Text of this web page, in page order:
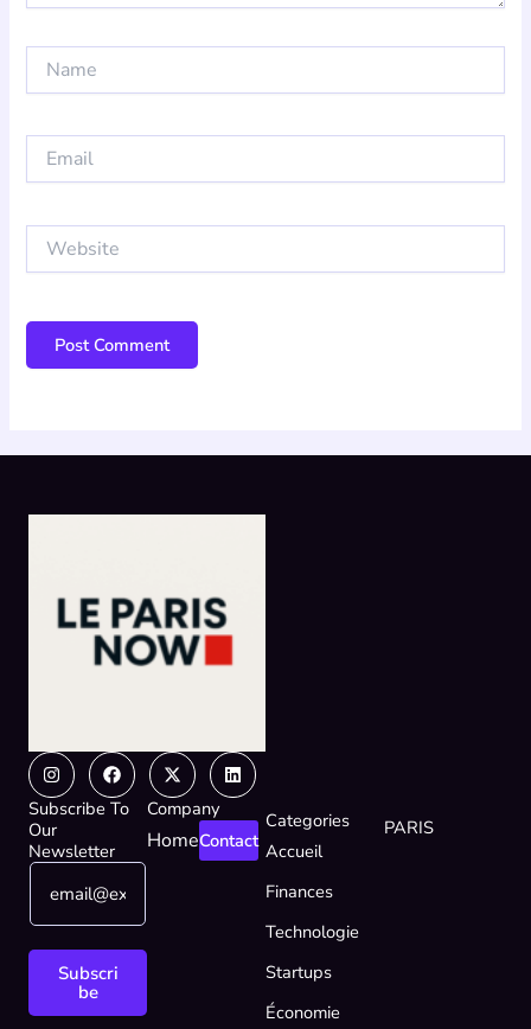
Email
Website
InstagramFacebook
X-
twitter
Linkedin
Subscribe To
Our
Newsletter
*
E
m
l
E
a
Subscri
be
Company
HomeContact
Categories
Accueil
Finances
Technologie
Startups
Économie
PARIS